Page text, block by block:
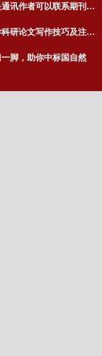
不是通讯作者可以联系期刊编辑吗？
医学科研论文写作技巧及注意事项
脚，助你中标国自然